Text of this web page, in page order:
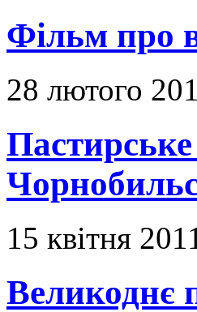
Фільм про
28 лютого
15 квітня
Великоднє